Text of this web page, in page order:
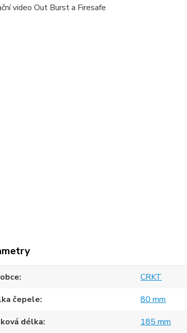
video Out Burst a Firesafe
CRKT
čepele
80 mm
délka
185 mm